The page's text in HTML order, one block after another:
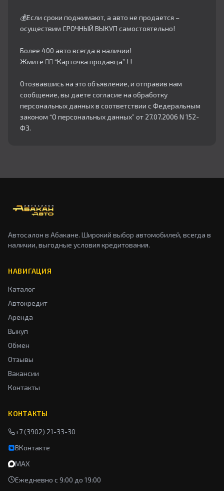
💰Если сроки поджимают, а авто не продается –
осуществим СРОЧНЫЙ ВЫКУП самостоятельно!
Более 400 авто всегда в наличии!
Жмите 👇🏻 “Карточка продавца” ! !
Отозвавшись на это объявление, и отправив нам
сообщение, вы даете согласие на обработку
персональных данных в соответствии с Федеральным
законом “О персональных данных” от 27.07.2006 N 152-
ФЗ.
Автосалон в Абакане. Широкий выбор автомобилей, всегда в
наличии, выгодные условия кредитования.
НАВИГАЦИЯ
Каталог
Автокредит
Аренда
Выкуп
Обмен
Отзывы
Вакансии
Контакты
КОНТАКТЫ
+7 (3902) 21-33-30
ВКонтакте
MAX
Ежедневно с 9:00 до 19:00